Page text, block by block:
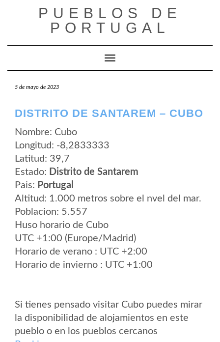
PUEBLOS DE
PORTUGAL
Cambiar modo de navegación
5 de mayo de 2023
DISTRITO DE SANTAREM – CUBO
Nombre: Cubo
Longitud: -8,2833333
Latitud: 39,7
Estado: Distrito de Santarem
Pais: Portugal
Altitud: 1.000 metros sobre el nvel del mar.
Poblacion: 5.557
Huso horario de Cubo
UTC +1:00 (Europe/Madrid)
Horario de verano : UTC +2:00
Horario de invierno : UTC +1:00
Si tienes pensado visitar Cubo puedes mirar
la disponibilidad de alojamientos en este
pueblo o en los pueblos cercanos